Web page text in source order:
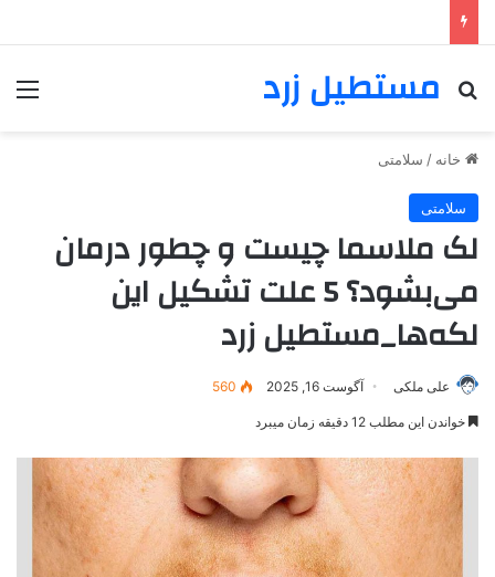
مستطیل زرد
خانه / سلامتی
سلامتی
لک ملاسما چیست و چطور درمان
می‌بشود؟ 5 علت تشکیل این
لکه‌ها_مستطیل زرد
علی ملکی آگوست 16, 2025 560
خواندن این مطلب 12 دقیقه زمان میبرد